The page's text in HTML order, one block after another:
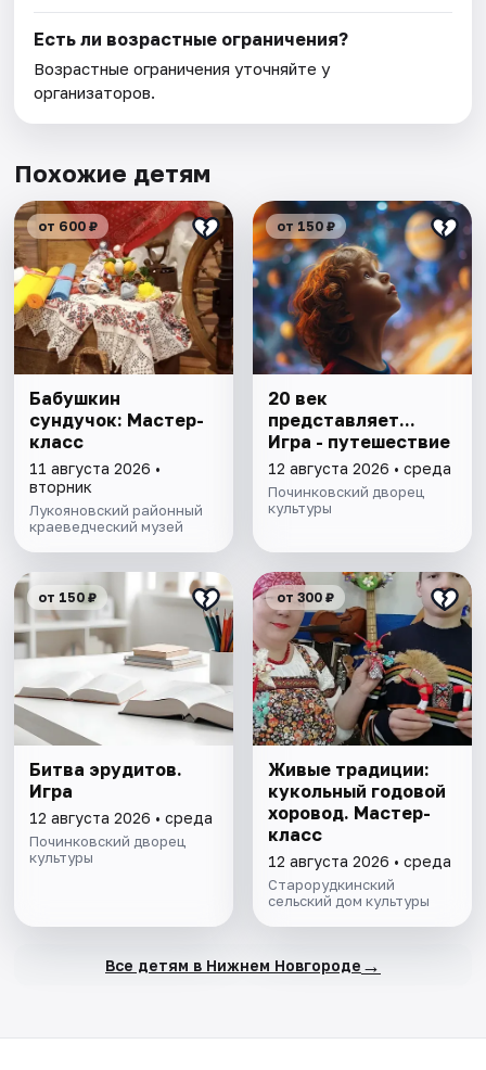
Есть ли возрастные ограничения?
Возрастные ограничения уточняйте у
организаторов.
Похожие детям
от 600 ₽
Бабушкин
сундучок: Мастер-
класс
11 августа 2026 •
вторник
Лукояновский районный
краеведческий музей
от 150 ₽
20 век
представляет...
Игра - путешествие
12 августа 2026 • среда
Починковский дворец
культуры
от 150 ₽
Битва эрудитов.
Игра
12 августа 2026 • среда
Починковский дворец
культуры
от 300 ₽
Живые традиции:
кукольный годовой
хоровод. Мастер-
класс
12 августа 2026 • среда
Старорудкинский
сельский дом культуры
Все детям в Нижнем Новгороде →